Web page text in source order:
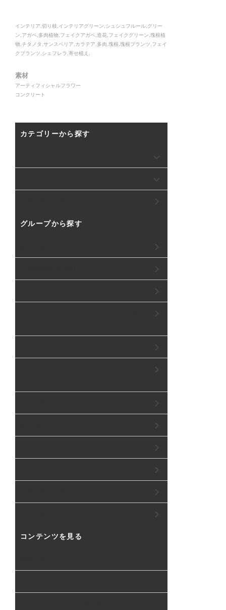
インテリア,切り枝,インテリアグリーン,シュシュフルール,グリー
ン,アガベ,多肉植物,フェイクアガベ,造花,フェイクグリーン,塊根植
物,チタノタ,サンスベリア,カラテア,多肉,塊根,塊根プランツ,フェイ
クプランツ,シェフレラ,寄せ植え,
素材
アーティフィシャルフラワー
コンクリート
カテゴリーから探す
グループから探す
コンテンツを見る